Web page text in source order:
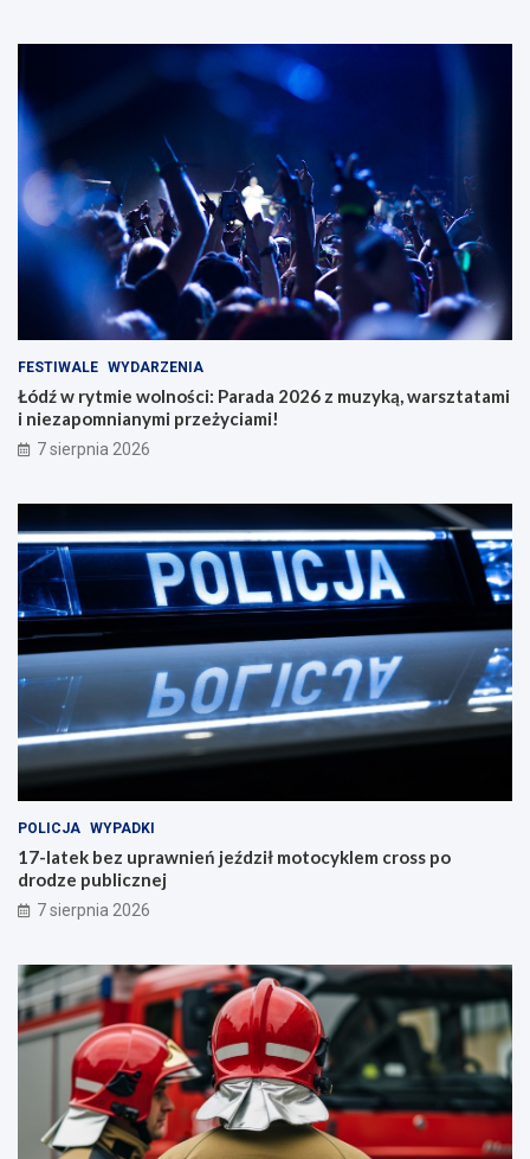
FESTIWALE WYDARZENIA
Łódź w rytmie wolności: Parada 2026 z muzyką, warsztatami
i niezapomnianymi przeżyciami!
7 sierpnia 2026
POLICJA WYPADKI
17-latek bez uprawnień jeździł motocyklem cross po
drodze publicznej
7 sierpnia 2026